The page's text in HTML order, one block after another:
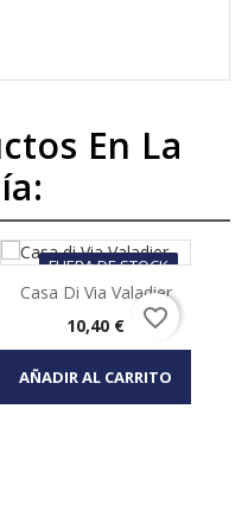
En La
FUERA DE STOCK
Casa Di Via Valadier
Precio
10,40 €
AÑADIR AL CARRITO
favorite_border